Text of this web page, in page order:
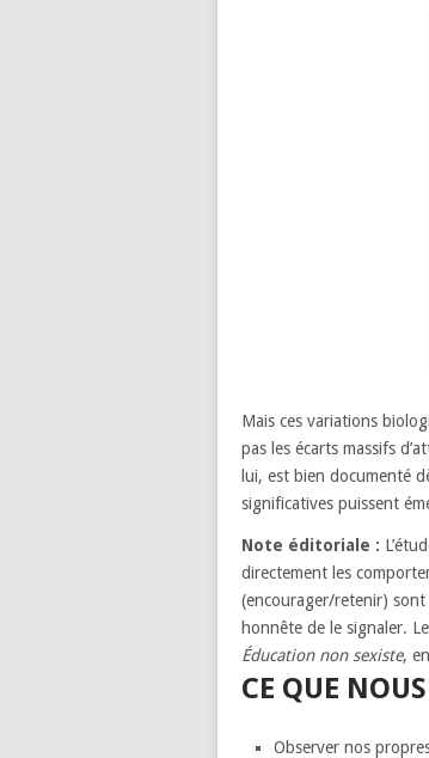
Mais ces variations
pas les écarts massifs
lui, est bien documenté
significatives puissent
Note éditoriale :
directement les
(encourager/retenir) sont
honnête de le signaler.
Éducation non sexiste,
CE QUE
Observer nos